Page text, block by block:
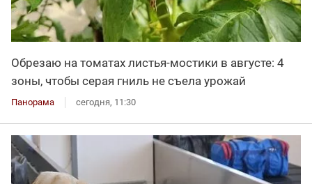
Обрезаю на томатах листья-мостики в августе: 4
зоны, чтобы серая гниль не съела урожай
Панорама сегодня, 11:30